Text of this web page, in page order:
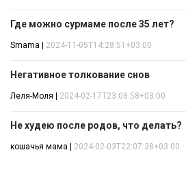
Где можно сурмаме после 35 лет?
Smama 2024-11-05T14:28:51+03:00
Негативное толкование снов
Леля-Моля 2024-02-17T23:08:58+03:00
Не худею после родов, что делать?
кошачья мама 2024-02-03T22:07:38+03:00